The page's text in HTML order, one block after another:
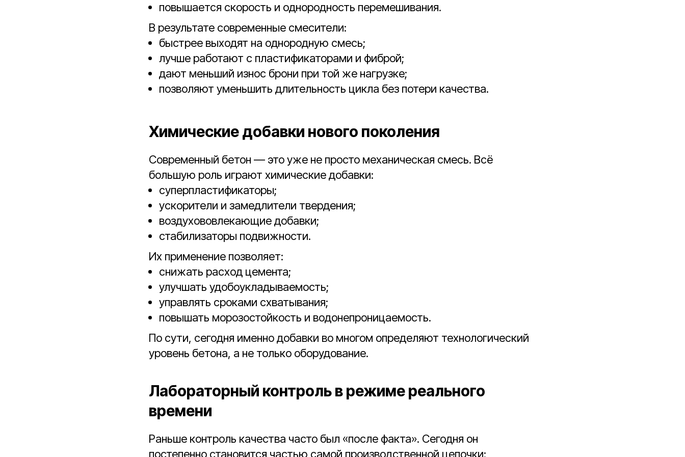
повышается скорость и однородность перемешивания.
В результате современные смесители:
быстрее выходят на однородную смесь;
лучше работают с пластификаторами и фиброй;
дают меньший износ брони при той же нагрузке;
позволяют уменьшить длительность цикла без потери качества.
Химические добавки нового поколения
Современный бетон — это уже не просто механическая смесь. Всё
большую роль играют химические добавки:
суперпластификаторы;
ускорители и замедлители твердения;
воздухововлекающие добавки;
стабилизаторы подвижности.
Их применение позволяет:
снижать расход цемента;
улучшать удобоукладываемость;
управлять сроками схватывания;
повышать морозостойкость и водонепроницаемость.
По сути, сегодня именно добавки во многом определяют технологический
уровень бетона, а не только оборудование.
Лабораторный контроль в режиме реального
времени
Раньше контроль качества часто был «после факта». Сегодня он
постепенно становится частью самой производственной цепочки: